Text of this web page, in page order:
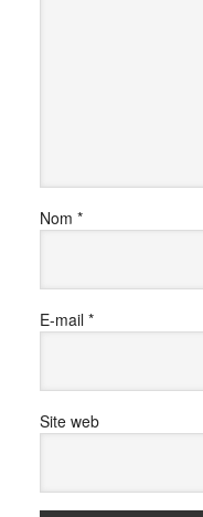
Nom *
E-mail *
Site web